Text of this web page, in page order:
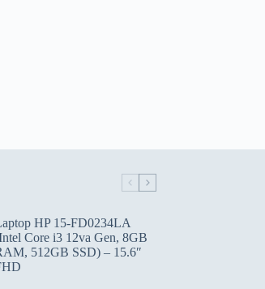
HP 15-FD0234LA
Core i3 12va Gen, 8GB
512GB SSD) – 15.6″